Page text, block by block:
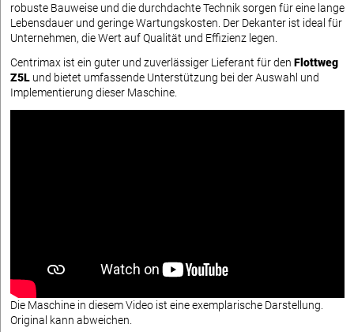
robuste Bauweise und die durchdachte Technik sorgen für eine lange
Lebensdauer und geringe Wartungskosten. Der Dekanter ist ideal für
Unternehmen, die Wert auf Qualität und Effizienz legen.
Centrimax ist ein guter und zuverlässiger Lieferant für den Flottweg
Z5L und bietet umfassende Unterstützung bei der Auswahl und
Implementierung dieser Maschine.
Die Maschine in diesem Video ist eine exemplarische Darstellung.
Original kann abweichen.